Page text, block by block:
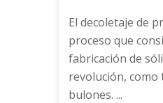
El decoletaje de
proceso que
fabricación de
revolución,
bulones. ...